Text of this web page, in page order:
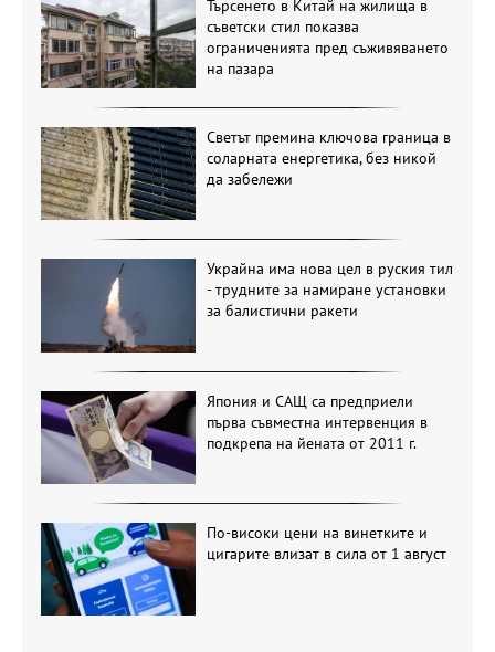
Търсенето в Китай на жилища в
съветски стил показва
ограниченията пред съживяването
на пазара
Светът премина ключова граница в
соларната енергетика, без никой
да забележи
Украйна има нова цел в руския тил
- трудните за намиране установки
за балистични ракети
Япония и САЩ са предприели
първа съвместна интервенция в
подкрепа на йената от 2011 г.
По-високи цени на винетките и
цигарите влизат в сила от 1 август